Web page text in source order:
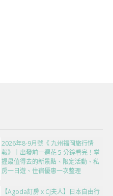
2026年8-9月號《 九州福岡旅行情
報》｜出發前一週花 5 分鐘看完！掌
握最值得去的新景點、限定活動、私
房一日遊、住宿優惠一次整理
【Agoda訂房 x CJ夫人】日本自由行